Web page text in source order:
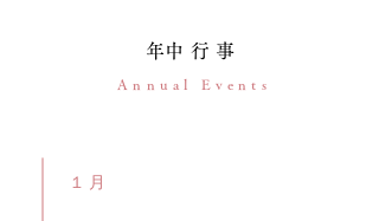
​年中行事
Annual Events
​１月